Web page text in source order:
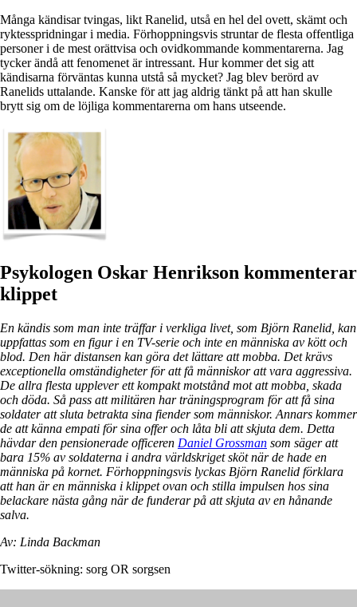
Många kändisar tvingas, likt Ranelid, utså en hel del ovett, skämt och
ryktesspridningar i media. Förhoppningsvis struntar de flesta offentliga
personer i de mest orättvisa och ovidkommande kommentarerna. Jag
tycker ändå att fenomenet är intressant. Hur kommer det sig att
kändisarna förväntas kunna utstå så mycket? Jag blev berörd av
Ranelids uttalande. Kanske för att jag aldrig tänkt på att han skulle
brytt sig om de löjliga kommentarerna om hans utseende.
Psykologen Oskar Henrikson kommenterar
klippet
En kändis som man inte träffar i verkliga livet, som Björn Ranelid, kan
uppfattas som en figur i en TV-serie och inte en människa av kött och
blod. Den här distansen kan göra det lättare att mobba. Det krävs
exceptionella omständigheter för att få människor att vara aggressiva.
De allra flesta upplever ett kompakt motstånd mot att mobba, skada
och döda. Så pass att militären har träningsprogram för att få sina
soldater att sluta betrakta sina fiender som människor. Annars kommer
de att känna empati för sina offer och låta bli att skjuta dem. Detta
hävdar den pensionerade officeren Daniel Grossman som säger att
bara 15% av soldaterna i andra världskriget sköt när de hade en
människa på kornet. Förhoppningsvis lyckas Björn Ranelid förklara
att han är en människa i klippet ovan och stilla impulsen hos sina
belackare nästa gång när de funderar på att skjuta av en hånande
salva.
Av: Linda Backman
Twitter-sökning: sorg OR sorgsen